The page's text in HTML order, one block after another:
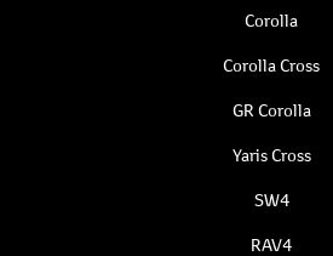
Corolla
Corolla Cross
GR Corolla
Yaris Cross
SW4
RAV4